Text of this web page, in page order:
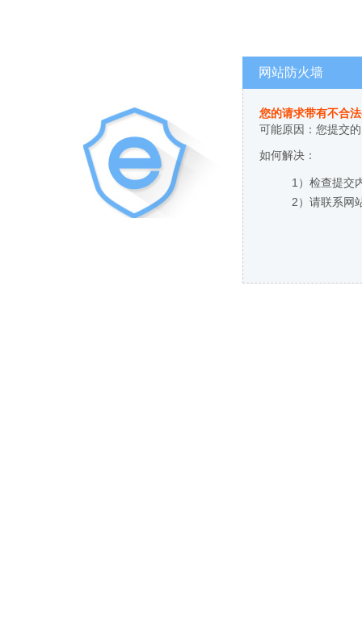
网站防火墙
您的请求带有不合
可能原因：您提交
如何解决：
1）检查提交
2）请联系网